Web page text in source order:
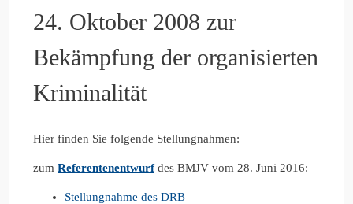
24. Oktober 2008 zur
Bekämpfung der organisierten
Kriminalität
Hier finden Sie folgende Stellungnahmen:
zum Referentenentwurfdes BMJV vom 28. Juni 2016:
Stellungnahme des DRB